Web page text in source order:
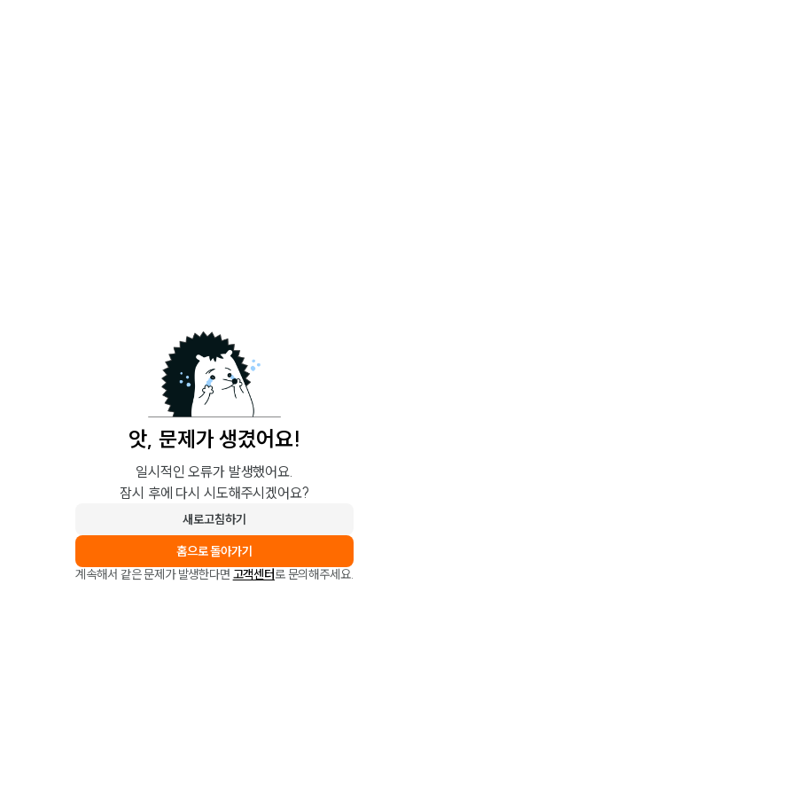
앗, 문제가 생겼어요!
일시적인 오류가 발생했어요.
잠시 후에 다시 시도해주시겠어요?
새로고침하기
홈으로 돌아가기
계속해서 같은 문제가 발생한다면 고객센터로 문의해주세요.